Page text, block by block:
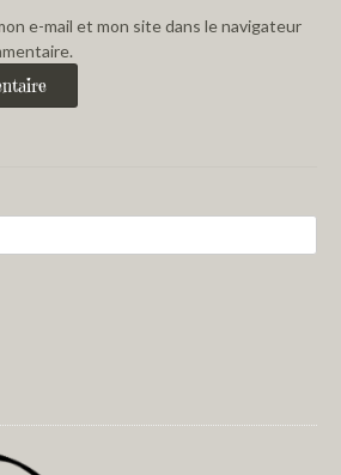
e-mail et mon site dans le navigateur